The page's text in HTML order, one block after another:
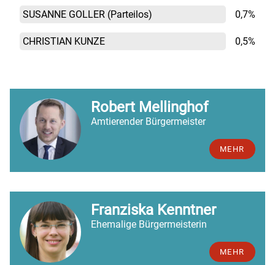
Robert Mellinghof
Amtierender Bürgermeister
MEHR
Franziska Kenntner
Ehemalige Bürgermeisterin
MEHR
SUSANNE GOLLER (Parteilos) 0,7%
CHRISTIAN KUNZE 0,5%